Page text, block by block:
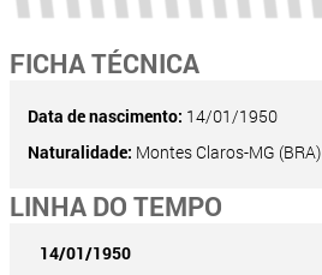
FICHA TÉCNICA
Data de nascimento: 14/01/1950
Naturalidade: Montes Claros-MG (BRA)
LINHA DO TEMPO
14/01/1950